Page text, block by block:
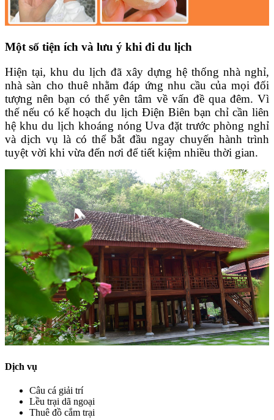
Một số tiện ích và lưu ý khi đi du lịch
Hiện tại, khu du lịch đã xây dựng hệ thống nhà nghỉ,
nhà sàn cho thuê nhằm đáp ứng nhu cầu của mọi đối
tượng nên bạn có thể yên tâm về vấn đề qua đêm. Vì
thế nếu có kế hoạch du lịch Điện Biên bạn chỉ cần liên
hệ khu du lịch khoáng nóng Uva đặt trước phòng nghỉ
và dịch vụ là có thể bắt đầu ngay chuyến hành trình
tuyệt vời khi vừa đến nơi để tiết kiệm nhiều thời gian.
Dịch vụ
Câu cá giải trí
Lều trại dã ngoại
Thuê đồ cắm trại